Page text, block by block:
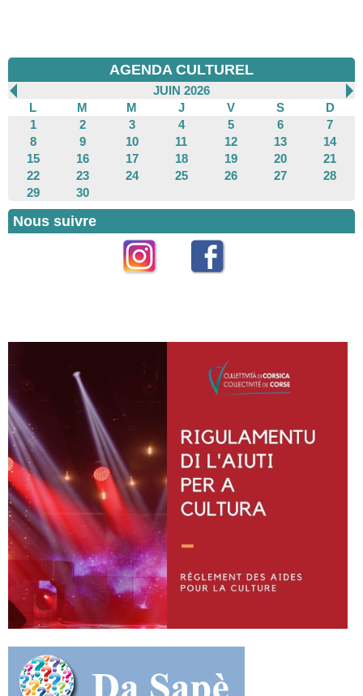
AGENDA CULTUREL
JUIN 2026
L
M M J V S
D
1
2 3 4 5 6
7
8
9 10 11 12 13
14
15
16 17 18 19 20
21
22
23 24 25 26 27
28
29
30
Nous suivre